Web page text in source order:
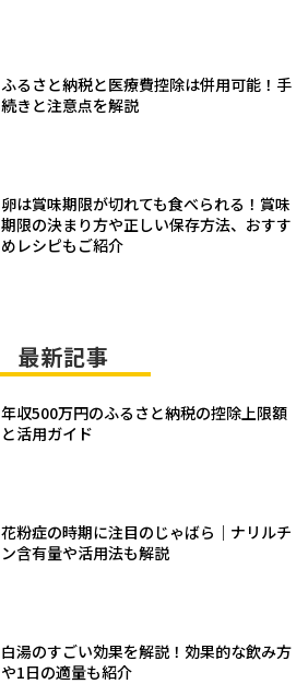
ふるさと納税と医療費控除は併用可能！手
続きと注意点を解説
卵は賞味期限が切れても食べられる！賞味
期限の決まり方や正しい保存方法、おすす
めレシピもご紹介
最新記事
年収500万円のふるさと納税の控除上限額
と活用ガイド
花粉症の時期に注目のじゃばら｜ナリルチ
ン含有量や活用法も解説
白湯のすごい効果を解説！効果的な飲み方
や1日の適量も紹介